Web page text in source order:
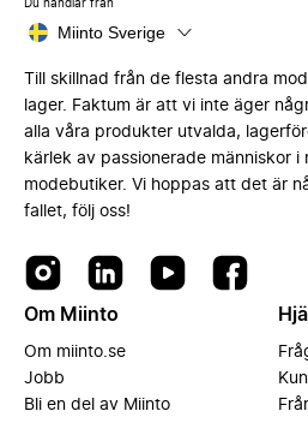
Du handlar från
Miinto Sverige
Till skillnad från de flesta andra
lager. Faktum är att vi inte äger
alla våra produkter utvalda,
kärlek av passionerade människor
modebutiker. Vi hoppas att det är
fallet, följ oss!
Om Miinto
Om miinto.se
Jobb
Bli en del av Miinto